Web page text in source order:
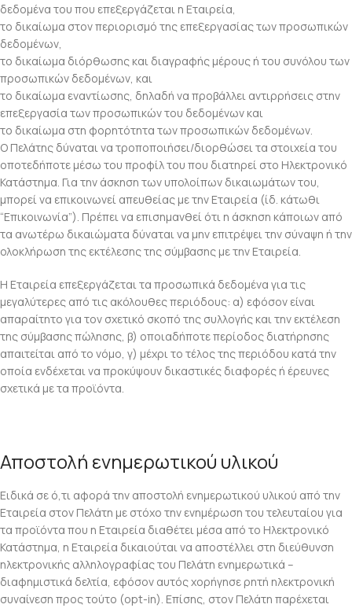
δεδομένα του που επεξεργάζεται η Εταιρεία,
το δικαίωμα στον περιορισμό της επεξεργασίας των προσωπικών
δεδομένων,
το δικαίωμα διόρθωσης και διαγραφής μέρους ή του συνόλου των
προσωπικών δεδομένων, και
το δικαίωμα εναντίωσης, δηλαδή να προβάλλει αντιρρήσεις στην
επεξεργασία των προσωπικών του δεδομένων και
το δικαίωμα στη φορητότητα των προσωπικών δεδομένων.
Ο Πελάτης δύναται να τροποποιήσει/διορθώσει τα στοιχεία του
οποτεδήποτε μέσω του προφίλ του που διατηρεί στο Ηλεκτρονικό
Κατάστημα. Για την άσκηση των υπολοίπων δικαιωμάτων του,
μπορεί να επικοινωνεί απευθείας με την Εταιρεία (ίδ. κάτωθι
“Επικοινωνία”). Πρέπει να επισημανθεί ότι η άσκηση κάποιων από
τα ανωτέρω δικαιώματα δύναται να μην επιτρέψει την σύναψη ή την
ολοκλήρωση της εκτέλεσης της σύμβασης με την Εταιρεία.
Η Εταιρεία επεξεργάζεται τα προσωπικά δεδομένα για τις
μεγαλύτερες από τις ακόλουθες περιόδους: α) εφόσον είναι
απαραίτητο για τον σχετικό σκοπό της συλλογής και την εκτέλεση
της σύμβασης πώλησης, β) οποιαδήποτε περίοδος διατήρησης
απαιτείται από το νόμο, γ) μέχρι το τέλος της περιόδου κατά την
οποία ενδέχεται να προκύψουν δικαστικές διαφορές ή έρευνες
σχετικά με τα προϊόντα.
Αποστολή ενημερωτικού υλικού
Ειδικά σε ό,τι αφορά την αποστολή ενημερωτικού υλικού από την
Εταιρεία στον Πελάτη με στόχο την ενημέρωση του τελευταίου για
τα προϊόντα που η Εταιρεία διαθέτει μέσα από το Ηλεκτρονικό
Κατάστημα, η Εταιρεία δικαιούται να αποστέλλει στη διεύθυνση
ηλεκτρονικής αλληλογραφίας του Πελάτη ενημερωτικά –
διαφημιστικά δελτία, εφόσον αυτός χορήγησε ρητή ηλεκτρονική
συναίνεση προς τούτο (opt-in). Επίσης, στον Πελάτη παρέχεται